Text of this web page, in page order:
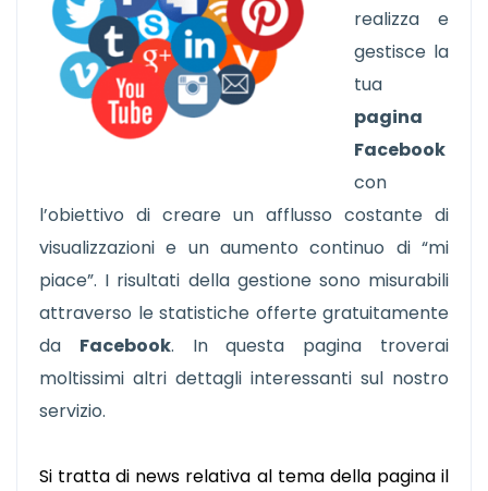
realizza e
gestisce la
tua
pagina
Facebook
con
l’obiettivo di creare un afflusso costante di
visualizzazioni e un aumento continuo di “mi
piace”. I risultati della gestione sono misurabili
attraverso le statistiche offerte gratuitamente
da Facebook. In questa pagina troverai
moltissimi altri dettagli interessanti sul nostro
servizio.
Si tratta di news relativa al tema della pagina il